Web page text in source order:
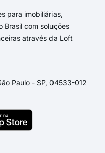
para imobiliárias,
Brasil com soluções
através da Loft
Paulo - SP, 04533-012